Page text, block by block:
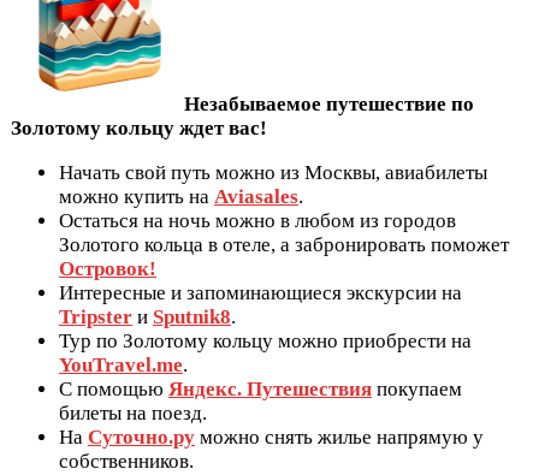
Незабываемое путешествие по
Золотому кольцу ждет вас!
Начать свой путь можно из Москвы, авиабилеты
можно купить на Aviasales.
Остаться на ночь можно в любом из городов
Золотого кольца в отеле, а забронировать поможет
Островок!
Интересные и запоминающиеся экскурсии на
Tripster и Sputnik8.
Тур по Золотому кольцу можно приобрести на
YouTravel.me.
С помощью Яндекс. Путешествия покупаем
билеты на поезд.
На Суточно.ру можно снять жилье напрямую у
собственников.